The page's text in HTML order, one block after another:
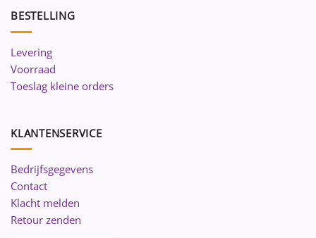
BESTELLING
Levering
Voorraad
Toeslag kleine orders
KLANTENSERVICE
Bedrijfsgegevens
Contact
Klacht melden
Retour zenden